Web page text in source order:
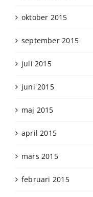
oktober 2015
september 2015
juli 2015
juni 2015
maj 2015
april 2015
mars 2015
februari 2015